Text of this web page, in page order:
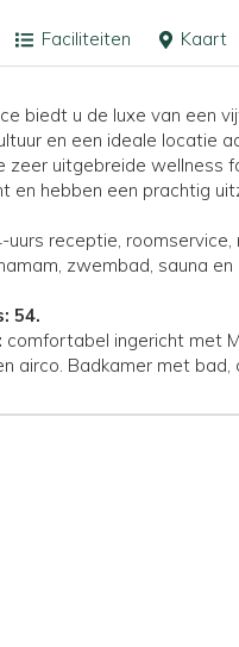
Faciliteiten Kaart
biedt u de luxe van een
en een ideale locatie
zeer uitgebreide wellness
en hebben een prachtig
uurs receptie,
zwembad, sauna
54.
comfortabel ingericht met
airco. Badkamer met